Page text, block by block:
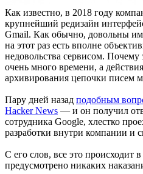
Как известно, в 2018 году
крупнейший редизайн
Gmail. Как обычно, довольны
на этот раз есть вполне
недовольства сервисом. Почему
очень много времени, а
архивирования цепочки писем
Пару дней назад подобным
Hacker News — и он получил
сотрудника Google, хлестко
разработки внутри компании и
С его слов, все это происходит
предусмотрено никаких